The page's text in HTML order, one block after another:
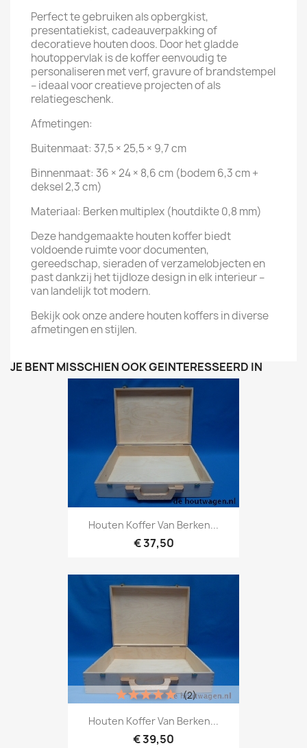
Perfect te gebruiken als opbergkist,
presentatiekist, cadeauverpakking of
decoratieve houten doos. Door het gladde
houtoppervlak is de koffer eenvoudig te
personaliseren met verf, gravure of brandstempel
– ideaal voor creatieve projecten of als
relatiegeschenk.
Afmetingen:
Buitenmaat: 37,5 × 25,5 × 9,7 cm
Binnenmaat: 36 × 24 × 8,6 cm (bodem 6,3 cm +
deksel 2,3 cm)
Materiaal: Berken multiplex (houtdikte 0,8 mm)
Deze handgemaakte houten koffer biedt
voldoende ruimte voor documenten,
gereedschap, sieraden of verzamelobjecten en
past dankzij het tijdloze design in elk interieur –
van landelijk tot modern.
Bekijk ook onze andere houten koffers in diverse
afmetingen en stijlen.
JE BENT MISSCHIEN OOK GEÏNTERESSEERD IN
Houten Koffer Van Berken...
€ 37,50
Houten Koffer Van Berken...
€ 39,50
(2)